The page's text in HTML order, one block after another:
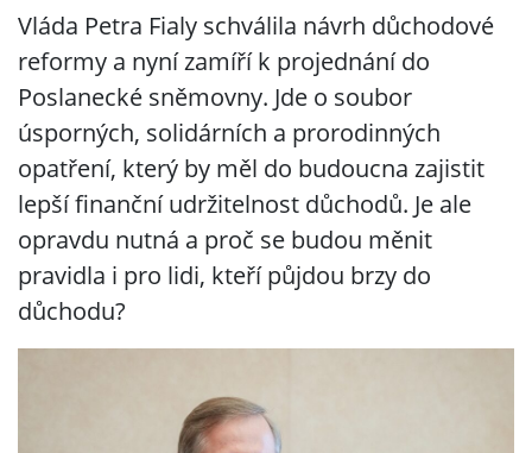
Vláda Petra Fialy schválila návrh důchodové
reformy a nyní zamíří k projednání do
Poslanecké sněmovny. Jde o soubor
úsporných, solidárních a prorodinných
opatření, který by měl do budoucna zajistit
lepší finanční udržitelnost důchodů. Je ale
opravdu nutná a proč se budou měnit
pravidla i pro lidi, kteří půjdou brzy do
důchodu?